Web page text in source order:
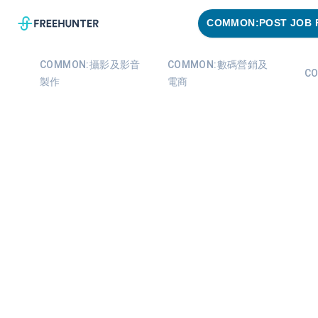
COMMON:POST JOB
COMMON:攝影及影音
製作
COMMON:數碼營銷及
電商